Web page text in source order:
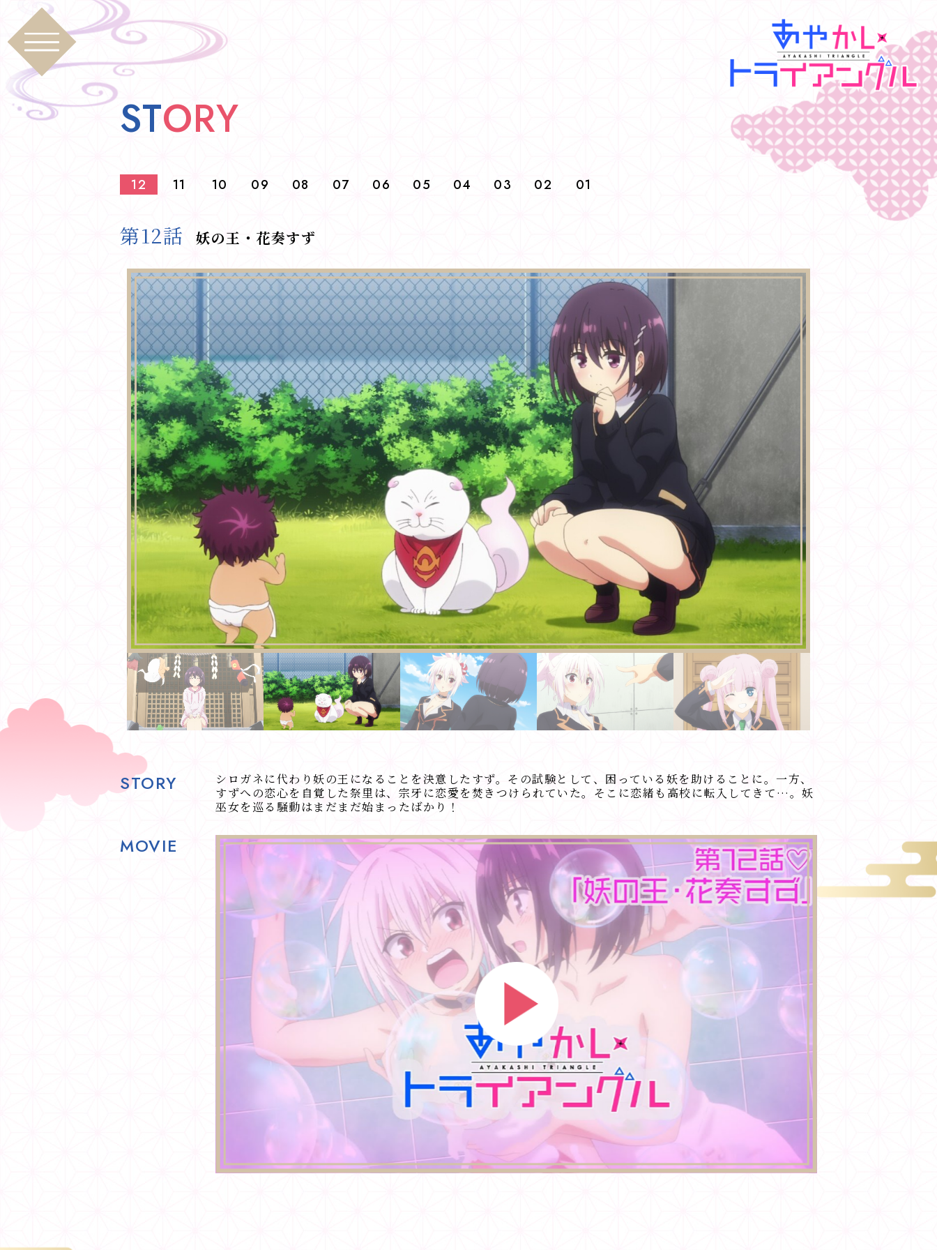
STORY
12 11 10 09 08 07 06 05 04 03 02 01
第12話 妖の王・花奏すず
STORY
シロガネに代わり妖の王になることを決意したすず。その試験として、困っている妖を助けることに。一方、
すずへの恋心を自覚した祭里は、宗牙に恋愛を焚きつけられていた。そこに恋緒も高校に転入してきて…。妖
巫女を巡る騒動はまだまだ始まったばかり！
MOVIE